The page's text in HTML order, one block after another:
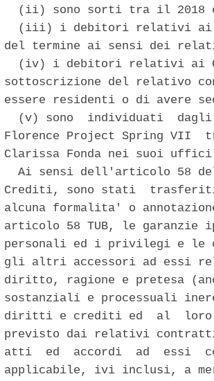
(ii) sono sorti tra il 2018
(iii) i debitori relativi
del termine ai sensi dei
(iv) i debitori relativi ai
sottoscrizione del relativo
essere residenti o di avere
(v) sono  individuati
Florence Project Spring VII
Clarissa Fonda nei suoi
Ai sensi dell'articolo 58
Crediti, sono stati
alcuna formalita' o
articolo 58 TUB, le
personali ed i privilegi e le
gli altri accessori ad essi
diritto, ragione e pretesa
sostanziali e processuali
diritti e crediti ed  al  loro
previsto dai relativi
atti  ed  accordi  ad  essi
applicabile, ivi inclusi, a